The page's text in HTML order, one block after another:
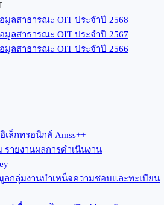
มูลสาธารณะ OIT ประจำปี 2568
มูลสาธารณะ OIT ประจำปี 2567
มูลสาธารณะ OIT ประจำปี 2566
ล็กทรอนิกส์ Amss++
ายงานผลการดำเนินงาน
ลกลุ่มงานบำเหน็จความชอบและทะเบียน